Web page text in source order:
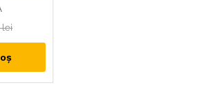
lei